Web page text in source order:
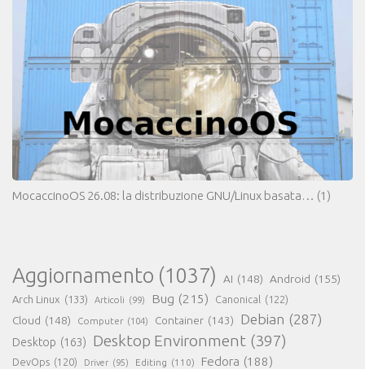
MocaccinoOS 26.08: la distribuzione GNU/Linux basata… (1)
Aggiornamento (1037) AI (148) Android (155)
Arch Linux (133) Articoli (99) Bug (215) Canonical (122)
Cloud (148) Computer (104) Container (143) Debian (287)
Desktop (163) Desktop Environment (397)
DevOps (120) Driver (95) Editing (110) Fedora (188)